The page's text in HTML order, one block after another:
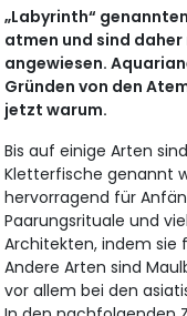
„Labyrinth“
atmen und sind
angewiesen.
Gründen von den
jetzt warum.
Bis auf einige Arten
Kletterfische genannt
hervorragend für
Paarungsrituale und
Architekten, indem sie
Andere Arten sind
vor allem bei den